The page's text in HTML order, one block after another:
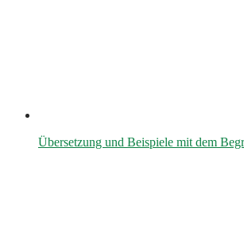
Übersetzung und Beispiele mit dem